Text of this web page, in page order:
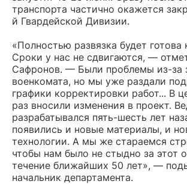
транспорта частично окажется
й Гвардейской Дивизии.
«Полностью развязка будет готова
Сроки у нас не сдвигаются, —
Сафронов. — Были проблемы из-за
военкомата, но мы уже раздали
графики корректировки работ... В
раз вносили изменения в проект.
разрабатывался пять-шесть лет
появились и новые материалы, и
технологии. А мы же стараемся
чтобы нам было не стыдно за этот
течение ближайших 50 лет», —
начальник департамента.